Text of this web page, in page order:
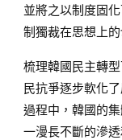
並將之以制度固
制獨裁在思想上的
梳理韓國民主轉
民抗爭逐步軟化
過程中，韓國的
一漫長不斷的滲